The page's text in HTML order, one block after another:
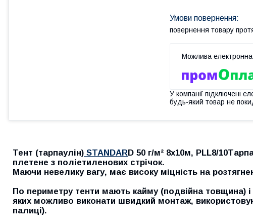
повернення товару
У компанії підключені
будь-який товар не
Тент (тарпаулін) STANDARD 50 г/м² 8х10м, PLL8/
плетене з поліетиленових стрічок.
Маючи невелику вагу, має високу міцність на
По периметру тенти мають кайму (подвійна товщина)
яких можливо виконати швидкий монтаж,
палиці).